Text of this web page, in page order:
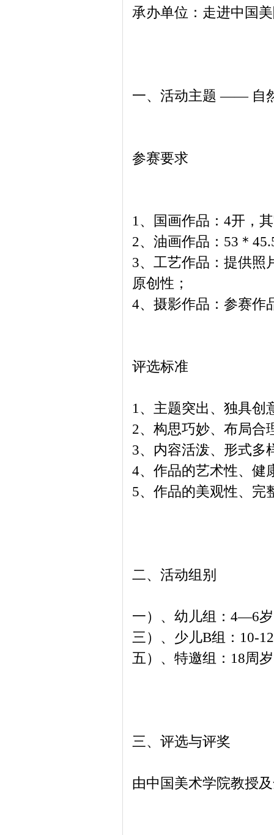
承办单位：走进中国
一、活动主题 —— 自
参赛要求
1、国画作品：4开，
2、油画作品：53＊
3、工艺作品：提供照
原创性；
4、摄影作品：参赛作
评选标准
1、主题突出、独具创
2、构思巧妙、布局合
3、内容活泼、形式多
4、作品的艺术性、健
5、作品的美观性、完
二、活动组别
一）、幼儿组：
三）、少儿B组：
五）、特邀组：18周
三、评选与评奖
由中国美术学院教授